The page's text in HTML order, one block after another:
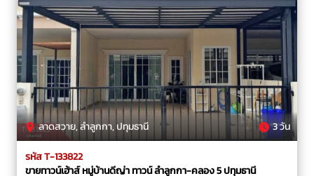
ลาดสวาย, ลำลูกกา, ปทุมธานี 3 วัน
รหัส T-133822
ขายทาวน์เฮ้าส์ หมู่บ้านดีญ่า ทาวน์ ลำลูกกา-คลอง 5 ปทุมธานี